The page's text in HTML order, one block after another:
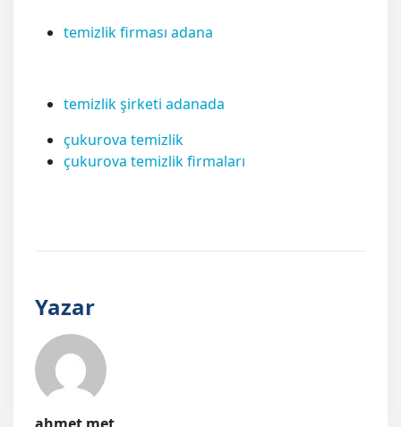
temizlik firması adana
temizlik şirketi adanada
çukurova temizlik
çukurova temizlik firmaları
Yazar